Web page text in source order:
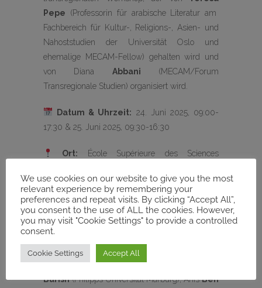
Pepe (Professorin für arabische Literatur am
Fachbereich für Kultur-, Religions-, Asien- und
Nahoststudien der Universität Oslo und
ehemalige MECAM-Fellow) gehalten wird und
von Diana Abbani (MECAM/Forum
Transregionale Studien) organisiert wird.
Datum & Uhrzeit: 24. Juni 2025, 09:00-
17:30 & 25. Juni 2025, 09:30-16:30
Ort: École Supérieure des Sciences
(ESSECT).
4, rue Abou Zakaria El Hafsi- 1089 Montfleury –
Tunis – 1089 Tunis
Sprecher/-innen & Moderator/-innen:
HaikelAl-Hazgui(Schriftsteller), Vanessa
Barish(Philipps Universität Marburg), AnisBen
We use cookies on our website to give you the most
relevant experience by remembering your
preferences and repeat visits. By clicking “Accept All”,
you consent to the use of ALL the cookies. However,
you may visit "Cookie Settings" to provide a controlled
consent.
Cookie Settings Accept All